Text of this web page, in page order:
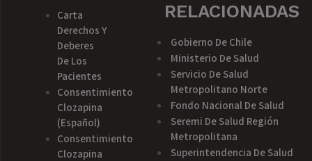
Carta
Derechos Y
Deberes
De Los
Pacientes
Consentimiento
Clozapina
(español)
Consentimiento
Clozapina
RELACIONADAS
Gobierno De Chile
Ministerio De Salud
Servicio De Salud
Metropolitano Norte
Fondo Nacional De Salud
Seremi De Salud Región
Metropolitana
Superintendencia De Salud